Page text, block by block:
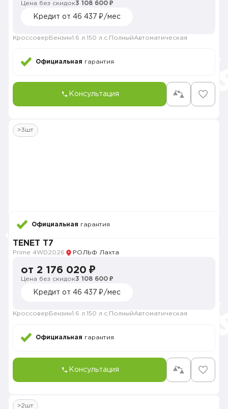
Цена без скидок3 108 600 ₽
Кредит от 46 437 ₽/мес
Кроссовер Бензин1.6 л. 150 л.с. ПолныйАвтоматическая
Официальная гарантия
Консультация
>3шт
Официальная гарантия
TENET T7
Prime 4WD2026 РОЛЬФ Лахта
от 2 176 020 ₽
Цена без скидок3 108 600 ₽
Кредит от 46 437 ₽/мес
Кроссовер Бензин1.6 л. 150 л.с. ПолныйАвтоматическая
Официальная гарантия
Консультация
>2шт